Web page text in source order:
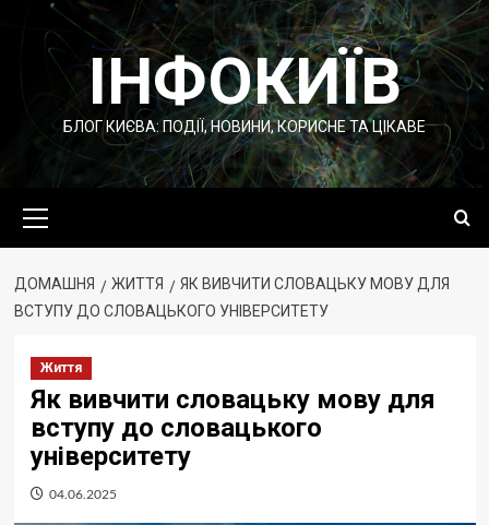
Перейти
ІНФОКИЇВ
БЛОГ КИЄВА: ПОДІЇ, НОВИНИ, КОРИСНЕ ТА ЦІКАВЕ
меню
ДОМАШНЯ ЖИТТЯ
ЯК ВИВЧИТИ СЛОВАЦЬКУ МОВУ ДЛЯ
ВСТУПУ ДО СЛОВАЦЬКОГО УНІВЕРСИТЕТУ
Життя
Як вивчити словацьку мову для
вступу до словацького
університету
04.06.2025